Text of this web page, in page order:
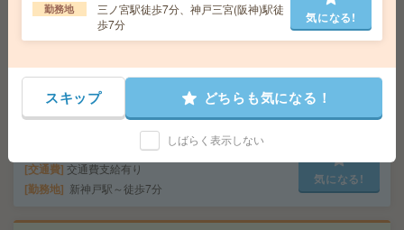
給 与 時給1500円
交通費 交通費支給有り
平日休み！日勤のお仕事！袋詰め作業など[派遣]
交通費 交通費支給有り
勤務地 新神戸駅～徒歩7分
気になる!
勤務地
三ノ宮駅徒歩7分、神戸三宮(阪神)駅徒
歩7分
気になる!
スキップ どちらも気になる！
しばらく表示しない